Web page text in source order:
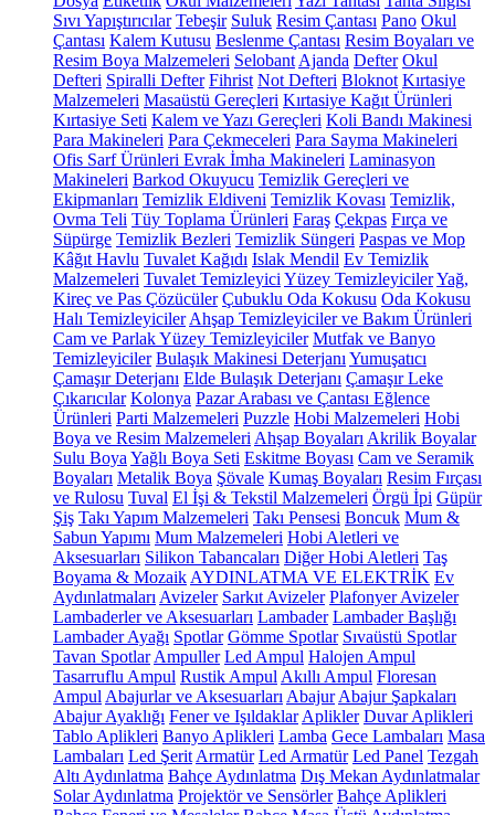
Sıvı Yapıştırıcılar Tebeşir Suluk Resim Çantası Pano Okul
Çantası Kalem Kutusu Beslenme Çantası Resim Boyaları ve
Resim Boya Malzemeleri Selobant Ajanda Defter Okul
Defteri Spiralli Defter Fihrist Not Defteri Bloknot Kırtasiye
Malzemeleri Masaüstü Gereçleri Kırtasiye Kağıt Ürünleri
Kırtasiye Seti Kalem ve Yazı Gereçleri Koli Bandı Makinesi
Para Makineleri Para Çekmeceleri Para Sayma Makineleri
Ofis Sarf Ürünleri Evrak İmha Makineleri Laminasyon
Makineleri Barkod Okuyucu Temizlik Gereçleri ve
Ekipmanları Temizlik Eldiveni Temizlik Kovası Temizlik,
Ovma Teli Tüy Toplama Ürünleri Faraş Çekpas Fırça ve
Süpürge Temizlik Bezleri Temizlik Süngeri Paspas ve Mop
Kâğıt Havlu Tuvalet Kağıdı Islak Mendil Ev Temizlik
Malzemeleri Tuvalet Temizleyici Yüzey TemizleyicilerYağ,
Kireç ve Pas Çözücüler Çubuklu Oda Kokusu Oda Kokusu
Halı Temizleyiciler Ahşap Temizleyiciler ve Bakım Ürünleri
Cam ve Parlak Yüzey Temizleyiciler Mutfak ve Banyo
Temizleyiciler Bulaşık Makinesi Deterjanı Yumuşatıcı
Çamaşır Deterjanı Elde Bulaşık Deterjanı Çamaşır Leke
Çıkarıcılar Kolonya Pazar Arabası ve Çantası Eğlence
Ürünleri Parti Malzemeleri Puzzle Hobi Malzemeleri Hobi
Boya ve Resim Malzemeleri Ahşap Boyaları Akrilik Boyalar
Sulu Boya Yağlı Boya Seti Eskitme Boyası Cam ve Seramik
Boyaları Metalik Boya Şövale Kumaş Boyaları Resim Fırçası
ve Rulosu Tuval El İşi & Tekstil Malzemeleri Örgü İpi Güpür
Şiş Takı Yapım Malzemeleri Takı Pensesi Boncuk Mum &
Sabun Yapımı Mum Malzemeleri Hobi Aletleri ve
Aksesuarları Silikon Tabancaları Diğer Hobi Aletleri Taş
Boyama & Mozaik AYDINLATMA VE ELEKTRİK Ev
Aydınlatmaları Avizeler Sarkıt Avizeler Plafonyer Avizeler
Lambaderler ve Aksesuarları Lambader Lambader Başlığı
Lambader Ayağı Spotlar Gömme Spotlar Sıvaüstü Spotlar
Tavan Spotlar Ampuller Led Ampul Halojen Ampul
Tasarruflu Ampul Rustik Ampul Akıllı Ampul Floresan
Ampul Abajurlar ve Aksesuarları Abajur Abajur Şapkaları
Abajur Ayaklığı Fener ve Işıldaklar Aplikler Duvar Aplikleri
Tablo Aplikleri Banyo Aplikleri Lamba Gece Lambaları Masa
Lambaları Led Şerit Armatür Led Armatür Led Panel Tezgah
Altı Aydınlatma Bahçe Aydınlatma Dış Mekan Aydınlatmalar
Solar Aydınlatma Projektör ve Sensörler Bahçe Aplikleri